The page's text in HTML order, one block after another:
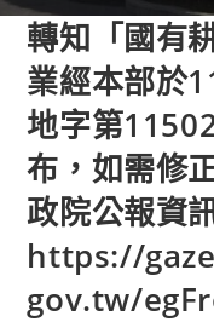
轉知「國有
業經本部於
地字第
布，如需修
政院公報資
https://
gov.tw/